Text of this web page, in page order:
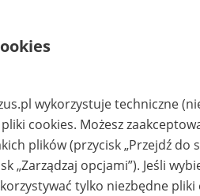
M Spółka z o.o. -
ul.
54
ARCHIVIA – usługi
archiwistyczne i
historyczne Jakub
Lutosławski, Michał
Łakomiec spółka
jawna, ul. Rojna
48/81, 91-134 Łódź,
tel. 79 369-71-53.
wykorzystuje techniczne
cookies. Możesz
plików (przycisk „Przejdź do
„Zarządzaj opcjami”). Jeśli
tylko niezbędne pliki